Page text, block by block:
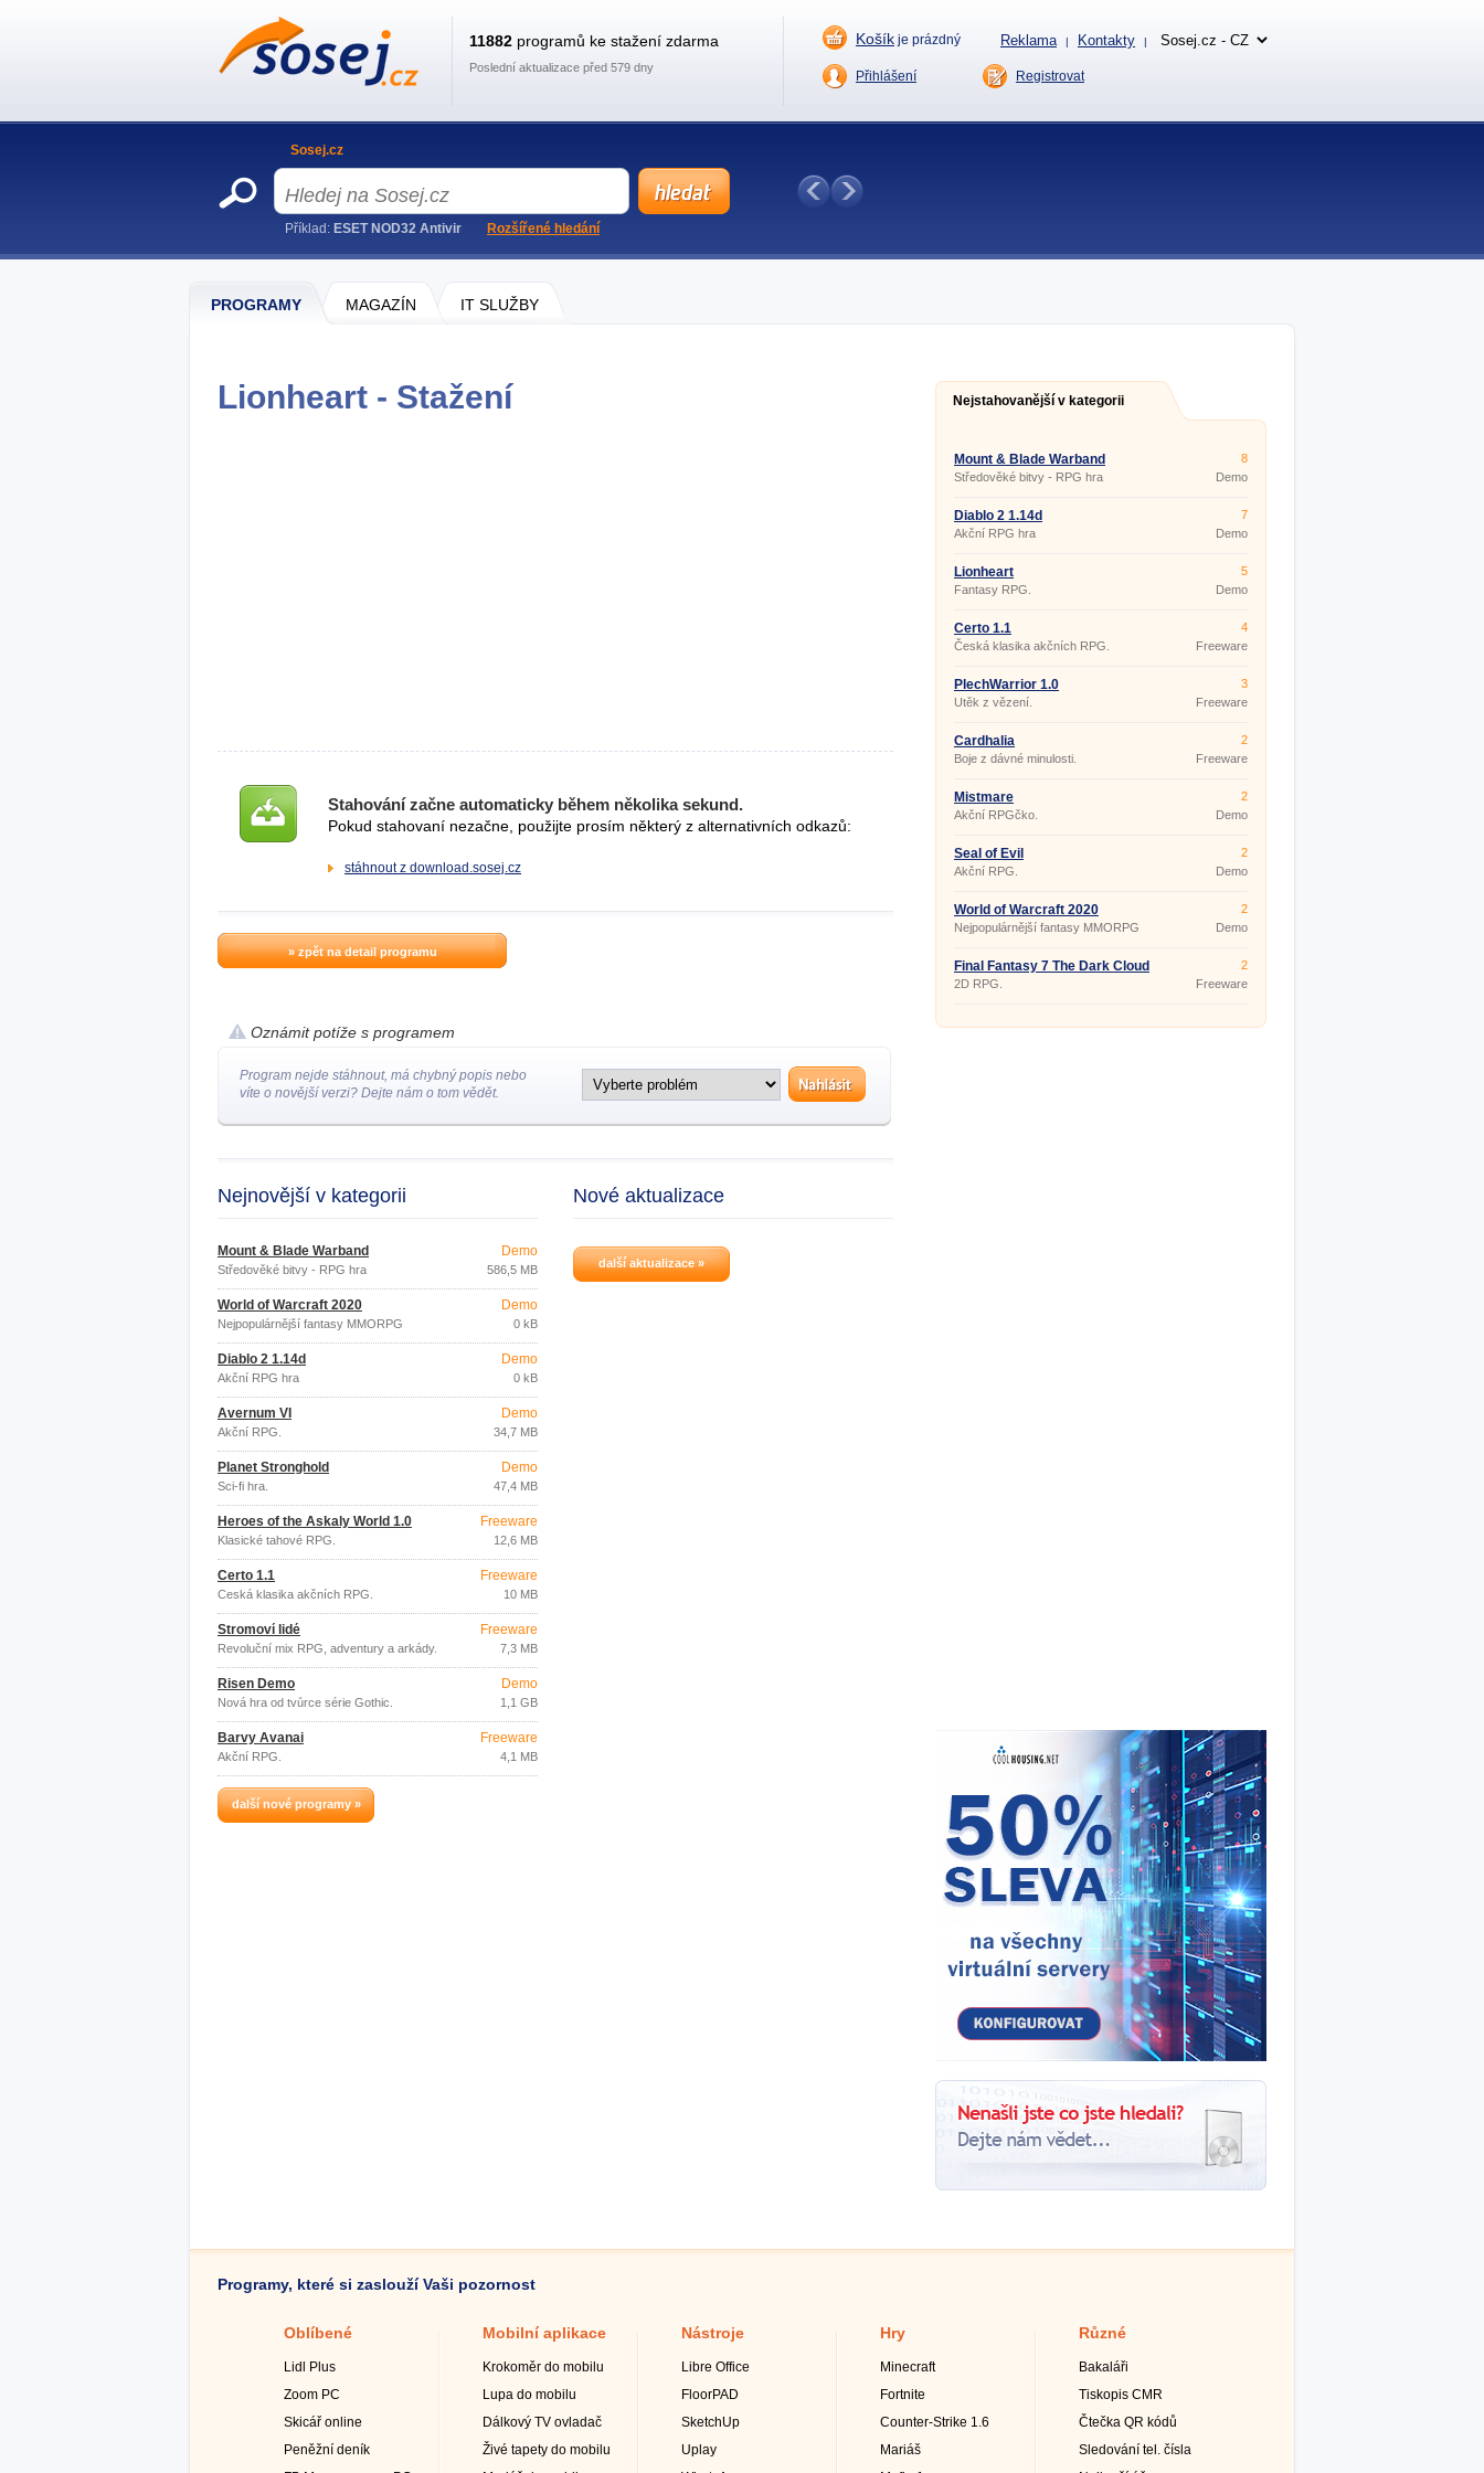
PROGRAMY MAGAZÍN IT SLUŽBY
Lionheart - Stažení
Stahování začne automaticky během několika sekund.
Pokud stahovaní nezačne, použijte prosím některý z alternativních odkazů:
stáhnout z download.sosej.cz
» zpět na detail programu
Oznámit potíže s programem
Program nejde stáhnout, má chybný popis nebo
víte o novější verzi? Dejte nám o tom vědět.
Nejnovější v kategorii
Mount & Blade Warband
Středověké bitvy - RPG hra
Demo
586,5 MB
World of Warcraft 2020
Nejpopulárnější fantasy MMORPG
Demo
0 kB
Diablo 2 1.14d
Akční RPG hra
Demo
0 kB
Avernum VI
Akční RPG.
Demo
34,7 MB
Planet Stronghold
Sci-fi hra.
Demo
47,4 MB
Heroes of the Askaly World 1.0
Klasické tahové RPG.
Freeware
12,6 MB
Čerto 1.1
Česká klasika akčních RPG.
Freeware
10 MB
Stromoví lidé
Revoluční mix RPG, adventury a arkády.
Freeware
7,3 MB
Risen Demo
Nová hra od tvůrce série Gothic.
Demo
1,1 GB
Barvy Avanai
Akční RPG.
Freeware
4,1 MB
další nové programy »
Nové aktualizace
další aktualizace »
Nejstahovanější v kategorii
Mount & Blade Warband
Středověké bitvy - RPG hra
8
Demo
Diablo 2 1.14d
Akční RPG hra
7
Demo
Lionheart
Fantasy RPG.
5
Demo
Čerto 1.1
Česká klasika akčních RPG.
4
Freeware
PlechWarrior 1.0
Utěk z vězení.
3
Freeware
Cardhalia
Boje z dávné minulosti.
2
Freeware
Mistmare
Akční RPGčko.
2
Demo
Seal of Evil
Akční RPG.
2
Demo
World of Warcraft 2020
Nejpopulárnější fantasy MMORPG
2
Demo
Final Fantasy 7 The Dark Cloud
2D RPG.
2
Freeware
Programy, které si zaslouží Vaši pozornost
Oblíbené
Lidl Plus
Zoom PC
Skicář online
Peněžní deník
Mobilní aplikace
Krokoměr do mobilu
Lupa do mobilu
Dálkový TV ovladač
Živé tapety do mobilu
Nástroje
Libre Office
FloorPAD
SketchUp
Uplay
Hry
Minecraft
Fortnite
Counter-Strike 1.6
Mariáš
Různé
Bakaláři
Tiskopis CMR
Čtečka QR kódů
Sledování tel. čísla
11882 programů ke stažení zdarma
Poslední aktualizace před 579 dny
Košík je prázdný Reklama | Kontakty |
Přihlášení Registrovat
Sosej.cz
Příklad: ESET NOD32 Antivir Rozšířené hledání